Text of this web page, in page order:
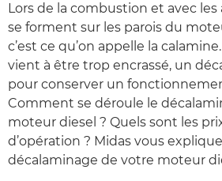
Lors de la combustion et avec
se forment sur les parois du
c’est ce qu’on appelle la
vient à être trop encrassé, un
pour conserver un
Comment se déroule le
moteur diesel ? Quels sont les
d’opération ? Midas vous
décalaminage de votre moteur